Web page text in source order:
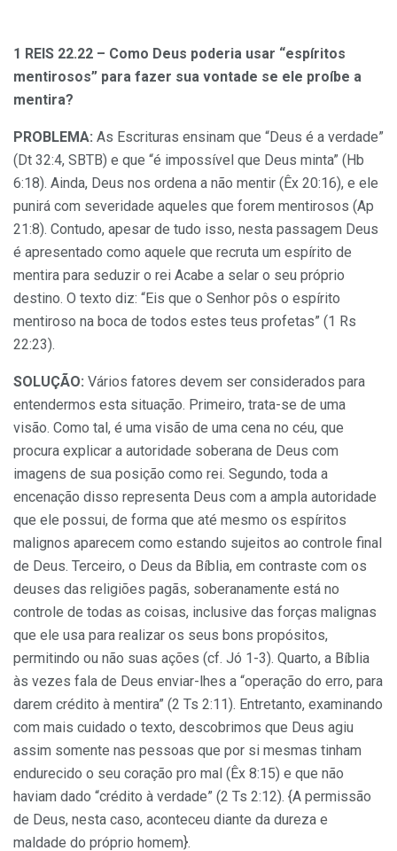
1 REIS 22.22 – Como Deus poderia usar “espíritos
mentirosos” para fazer sua vontade se ele proíbe a
mentira?
PROBLEMA: As Escrituras ensinam que “Deus é a verdade”
(Dt 32:4, SBTB) e que “é impossível que Deus minta” (Hb
6:18). Ainda, Deus nos ordena a não mentir (Êx 20:16), e ele
punirá com severidade aqueles que forem mentirosos (Ap
21:8). Contudo, apesar de tudo isso, nesta passagem Deus
é apresentado como aquele que recruta um espírito de
mentira para seduzir o rei Acabe a selar o seu próprio
destino. O texto diz: “Eis que o Senhor pôs o espírito
mentiroso na boca de todos estes teus profetas” (1 Rs
22:23).
SOLUÇÃO: Vários fatores devem ser considerados para
entendermos esta situação. Primeiro, trata-se de uma
visão. Como tal, é uma visão de uma cena no céu, que
procura explicar a autoridade soberana de Deus com
imagens de sua posição como rei. Segundo, toda a
encenação disso representa Deus com a ampla autoridade
que ele possui, de forma que até mesmo os espíritos
malignos aparecem como estando sujeitos ao controle final
de Deus. Terceiro, o Deus da Bíblia, em contraste com os
deuses das religiões pagãs, soberanamente está no
controle de todas as coisas, inclusive das forças malignas
que ele usa para realizar os seus bons propósitos,
permitindo ou não suas ações (cf. Jó 1-3). Quarto, a Bíblia
às vezes fala de Deus enviar-lhes a “operação do erro, para
darem crédito à mentira” (2 Ts 2:11). Entretanto, examinando
com mais cuidado o texto, descobrimos que Deus agiu
assim somente nas pessoas que por si mesmas tinham
endurecido o seu coração pro mal (Êx 8:15) e que não
haviam dado “crédito à verdade” (2 Ts 2:12). {A permissão
de Deus, nesta caso, aconteceu diante da dureza e
maldade do próprio homem}.